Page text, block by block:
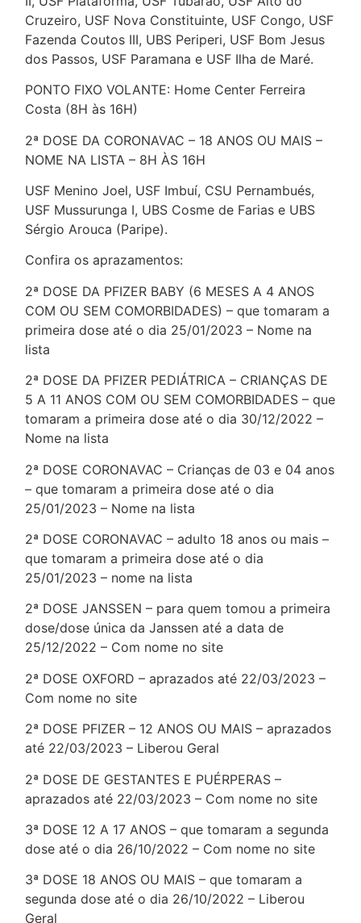
Cruzeiro, USF Nova Constituinte, USF Congo, USF
Fazenda Coutos III, UBS Periperi, USF Bom Jesus
dos Passos, USF Paramana e USF Ilha de Maré.
PONTO FIXO VOLANTE: Home Center Ferreira
Costa (8H às 16H)
2ª DOSE DA CORONAVAC – 18 ANOS OU MAIS –
NOME NA LISTA – 8H ÀS 16H
USF Menino Joel, USF Imbuí, CSU Pernambués,
USF Mussurunga I, UBS Cosme de Farias e UBS
Sérgio Arouca (Paripe).
Confira os aprazamentos:
2ª DOSE DA PFIZER BABY (6 MESES A 4 ANOS
COM OU SEM COMORBIDADES) – que tomaram a
primeira dose até o dia 25/01/2023 – Nome na
lista
2ª DOSE DA PFIZER PEDIÁTRICA – CRIANÇAS DE
5 A 11 ANOS COM OU SEM COMORBIDADES – que
tomaram a primeira dose até o dia 30/12/2022 –
Nome na lista
2ª DOSE CORONAVAC – Crianças de 03 e 04 anos
– que tomaram a primeira dose até o dia
25/01/2023 – Nome na lista
2ª DOSE CORONAVAC – adulto 18 anos ou mais –
que tomaram a primeira dose até o dia
25/01/2023 – nome na lista
2ª DOSE JANSSEN – para quem tomou a primeira
dose/dose única da Janssen até a data de
25/12/2022 – Com nome no site
2ª DOSE OXFORD – aprazados até 22/03/2023 –
Com nome no site
2ª DOSE PFIZER – 12 ANOS OU MAIS – aprazados
até 22/03/2023 – Liberou Geral
2ª DOSE DE GESTANTES E PUÉRPERAS –
aprazados até 22/03/2023 – Com nome no site
3ª DOSE 12 A 17 ANOS – que tomaram a segunda
dose até o dia 26/10/2022 – Com nome no site
3ª DOSE 18 ANOS OU MAIS – que tomaram a
segunda dose até o dia 26/10/2022 – Liberou
Geral